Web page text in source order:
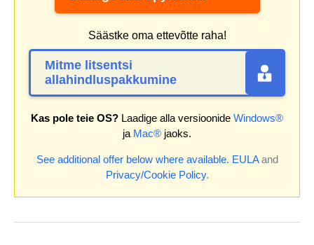
Säästke oma ettevõtte raha!
Mitme litsentsi
allahindluspakkumine
Kas pole teie OS? Laadige alla versioonide Windows®
ja Mac® jaoks.
See additional offer below where available. EULAand
Privacy/Cookie Policy.